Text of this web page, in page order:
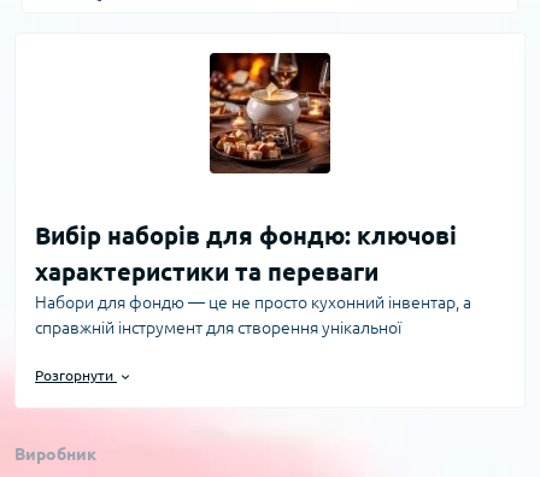
Вибір наборів для фондю: ключові
характеристики та переваги
Набори для фондю — це не просто кухонний інвентар, а
справжній інструмент для створення унікальної
фондю, варто звернути увагу на кілька важливих аспектів,
типом фондю: сирне, м’ясне або шоколадне. Кожний із
Розгорнути
Виробник